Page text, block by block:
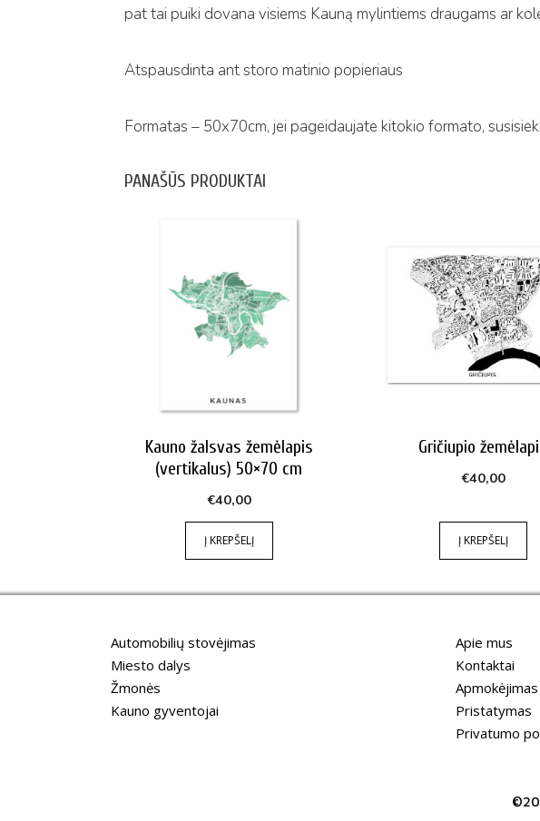
pat tai puiki dovana visiems Kauną mylintiems draugams ar
Atspausdinta ant storo matinio popieriaus
Formatas – 50x70cm, jei pageidaujate kitokio formato,
PANAŠŪS PRODUKTAI
Kauno žalsvas žemėlapis
(vertikalus) 50×70 cm
€40,00
Į KREPŠELĮ
Gričiupio
€40,00
Į KREPŠELĮ
Automobilių stovėjimas
Miesto dalys
Žmonės
Kauno gyventojai
Apie mus
Kontaktai
Apmokėjimas
Pristatymas
Privatumo